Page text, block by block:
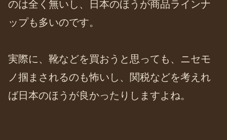
のは全く無いし、日本のほうが商品ラインナ
ップも多いのです。
実際に、靴などを買おうと思っても、ニセモ
ノ掴まされるのも怖いし、関税などを考えれ
ば日本のほうが良かったりしますよね。